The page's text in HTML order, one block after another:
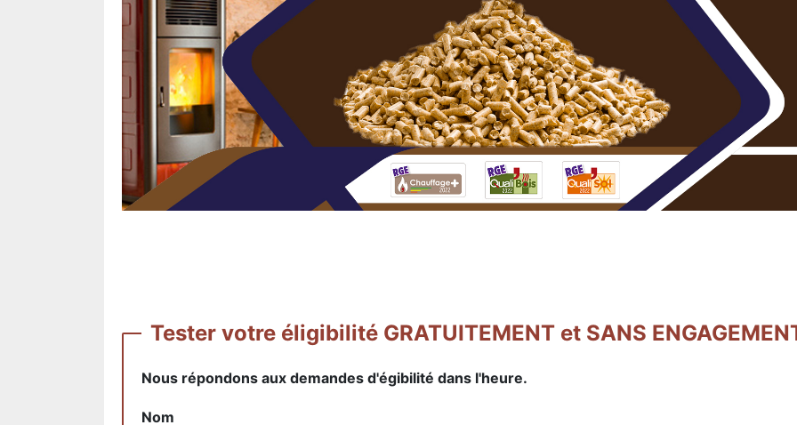
Tester votre éligibilité GRATUITEMENT et SANS
Nous répondons aux demandes d'égibilité dans l'heure.
Nom